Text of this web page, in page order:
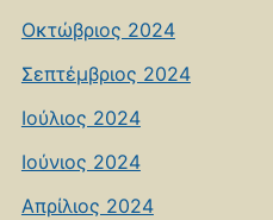
Οκτώβριος 2024
Σεπτέμβριος 2024
Ιούλιος 2024
Ιούνιος 2024
Απρίλιος 2024